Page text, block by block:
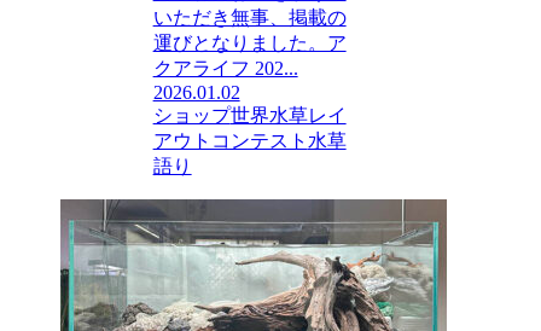
いただき無事、掲載の
運びとなりました。ア
クアライフ 202...
2026.01.02
ショップ世界水草レイ
アウトコンテスト 水草
語り